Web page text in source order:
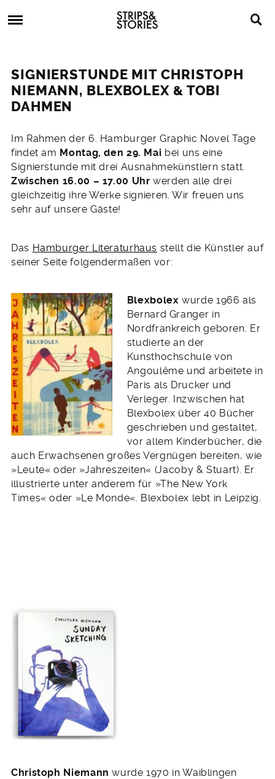
to
Strips
&
Stories
Comics,
Bücher
SIGNIERSTUNDE MIT CHRISTOPH
NIEMANN, BLEXBOLEX & TOBI
DAHMEN
25.
April
2017
Im Rahmen der 6. Hamburger Graphic Novel Tage
findet am Montag, den 29. Mai bei uns eine
Signierstunde mit drei Ausnahmekünstlern statt.
Zwischen 16.00 – 17.00 Uhr werden alle drei
gleichzeitig ihre Werke signieren. Wir freuen uns
sehr auf unsere Gäste!
Das Hamburger Literaturhaus stellt die Künstler auf
seiner Seite folgendermaßen vor:
Blexbolex wurde 1966 als
Bernard Granger in
Nordfrankreich geboren. Er
studierte an der
Kunsthochschule von
Angoulême und arbeitete in
Paris als Drucker und
Verleger. Inzwischen hat
Blexbolex über 40 Bücher
geschrieben und gestaltet,
vor allem Kinderbücher, die
auch Erwachsenen großes Vergnügen bereiten, wie
»Leute« oder »Jahreszeiten« (Jacoby & Stuart). Er
illustrierte unter anderem für »The New York
Times« oder »Le Monde«. Blexbolex lebt in Leipzig.
Christoph Niemann wurde 1970 in Waiblingen